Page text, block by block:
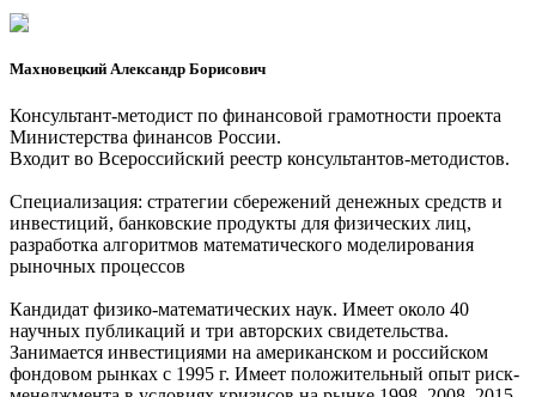
Махновецкий Александр Борисович
Консультант-методист по финансовой грамотности проекта
Министерства финансов России.
Входит во Всероссийский реестр консультантов-методистов.
Специализация: стратегии сбережений денежных средств и
инвестиций, банковские продукты для физических лиц,
разработка алгоритмов математического моделирования
рыночных процессов
Кандидат физико-математических наук. Имеет около 40
научных публикаций и три авторских свидетельства.
Занимается инвестициями на американском и российском
фондовом рынках с 1995 г. Имеет положительный опыт риск-